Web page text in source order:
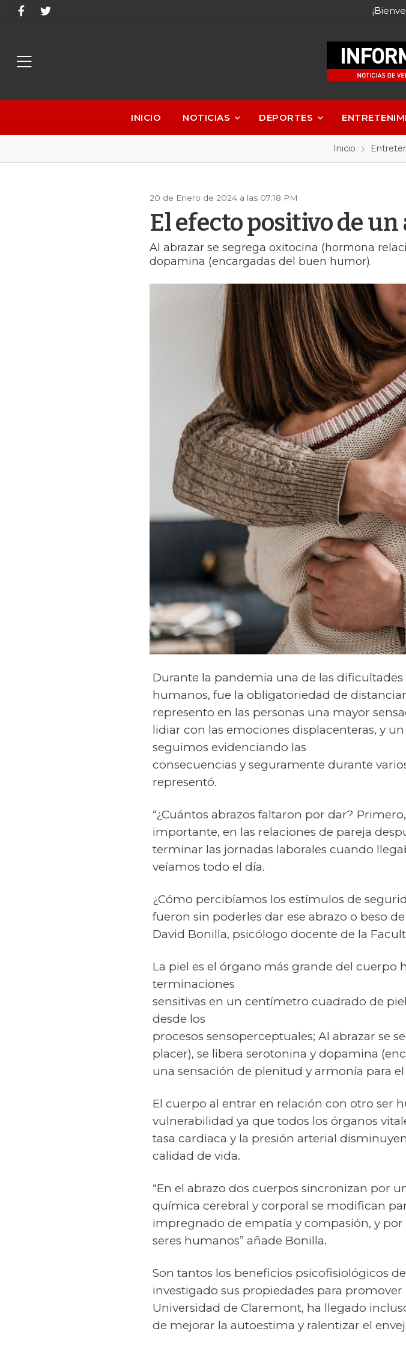
INICIO NOTICIAS DEPORTES
Inicio
20 de Enero de 2024 a las 07:18 PM
El efecto positivo de
Al abrazar se segrega oxitocina (hormona
dopamina (encargadas del buen humor).
Durante la pandemia una de las
humanos, fue la obligatoriedad de
represento en las personas una mayor
lidiar con las emociones displacenteras, y
seguimos evidenciando las
consecuencias y seguramente durante
representó.
“¿Cuántos abrazos faltaron por dar?
importante, en las relaciones de pareja
terminar las jornadas laborales cuando
veíamos todo el día.
¿Cómo percibíamos los estímulos de
fueron sin poderles dar ese abrazo o beso
David Bonilla, psicólogo docente de la
La piel es el órgano más grande del cuerpo
terminaciones
sensitivas en un centímetro cuadrado de
desde los
procesos sensoperceptuales; Al abrazar se
placer), se libera serotonina y dopamina
una sensación de plenitud y armonía para
El cuerpo al entrar en relación con otro ser
vulnerabilidad ya que todos los órganos
tasa cardiaca y la presión arterial
calidad de vida.
“En el abrazo dos cuerpos sincronizan por
química cerebral y corporal se modifican
impregnado de empatía y compasión, y
seres humanos” añade Bonilla.
Son tantos los beneficios psicofisiológicos
investigado sus propiedades para promover
Universidad de Claremont, ha llegado
de mejorar la autoestima y ralentizar el